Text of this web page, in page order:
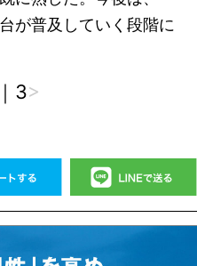
が普及していく段階に
｜ 3>